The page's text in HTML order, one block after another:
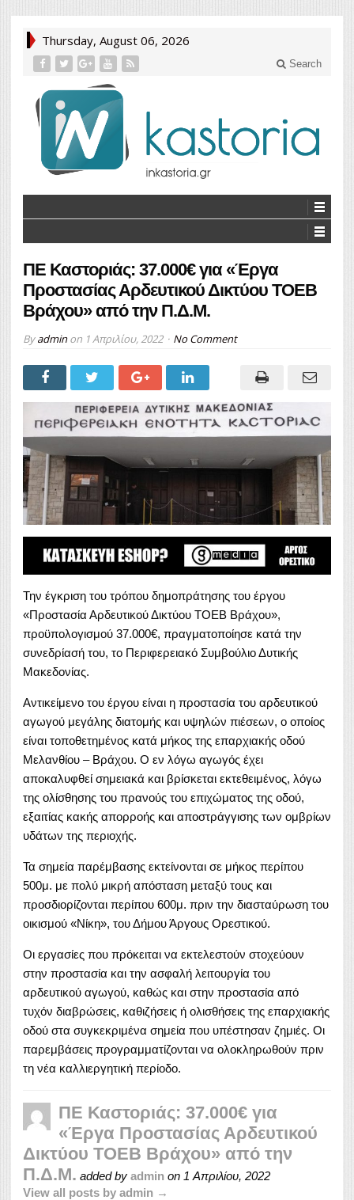
Thursday, August 06, 2026
Search
ΠΕ Καστοριάς: 37.000€ για «Έργα
Προστασίας Αρδευτικού Δικτύου ΤΟΕΒ
Βράχου» από την Π.Δ.Μ.
Byadminon 1 Απριλίου, 2022 No Comment
Την έγκριση του τρόπου δημοπράτησης του έργου
«Προστασία Αρδευτικού Δικτύου ΤΟΕΒ Βράχου»,
προϋπολογισμού 37.000€, πραγματοποίησε κατά την
συνεδρίασή του, το Περιφερειακό Συμβούλιο Δυτικής
Μακεδονίας.
Αντικείμενο του έργου είναι η προστασία του αρδευτικού
αγωγού μεγάλης διατομής και υψηλών πιέσεων, ο οποίος
είναι τοποθετημένος κατά μήκος της επαρχιακής οδού
Μελανθίου – Βράχου. Ο εν λόγω αγωγός έχει
αποκαλυφθεί σημειακά και βρίσκεται εκτεθειμένος, λόγω
της ολίσθησης του πρανούς του επιχώματος της οδού,
εξαιτίας κακής απορροής και αποστράγγισης των ομβρίων
υδάτων της περιοχής.
Τα σημεία παρέμβασης εκτείνονται σε μήκος περίπου
500μ. με πολύ μικρή απόσταση μεταξύ τους και
προσδιορίζονται περίπου 600μ. πριν την διασταύρωση του
οικισμού «Νίκη», του Δήμου Άργους Ορεστικού.
Οι εργασίες που πρόκειται να εκτελεστούν στοχεύουν
στην προστασία και την ασφαλή λειτουργία του
αρδευτικού αγωγού, καθώς και στην προστασία από
τυχόν διαβρώσεις, καθιζήσεις ή ολισθήσεις της επαρχιακής
οδού στα συγκεκριμένα σημεία που υπέστησαν ζημιές. Οι
παρεμβάσεις προγραμματίζονται να ολοκληρωθούν πριν
τη νέα καλλιεργητική περίοδο.
ΠΕ Καστοριάς: 37.000€ για
«Έργα Προστασίας Αρδευτικού
Δικτύου ΤΟΕΒ Βράχου» από την
Π.Δ.Μ. added by admin on 1 Απριλίου, 2022
View all posts by admin →